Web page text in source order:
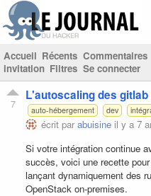
Accueil Récents Commentaires
invitation Filtres Se connecter
7
L'autoscaling des
auto-hébergement dev
écrit parabuisine il y a 7
Si votre intégration continue
succès, voici une recette
lançant dynamiquement des
OpenStack on-premises.